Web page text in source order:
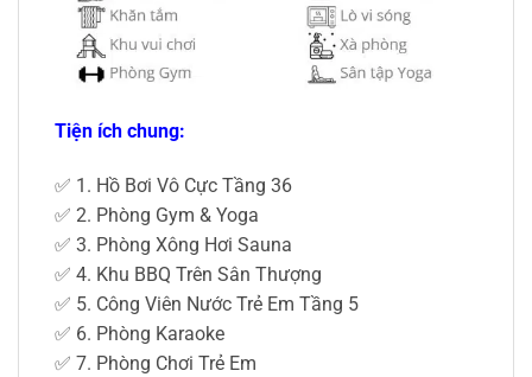
Tiện ích chung:
✅ 1. Hồ Bơi Vô Cực Tầng 36
✅ 2. Phòng Gym & Yoga
✅ 3. Phòng Xông Hơi Sauna
✅ 4. Khu BBQ Trên Sân Thượng
✅ 5. Công Viên Nước Trẻ Em Tầng 5
✅ 6. Phòng Karaoke
✅ 7. Phòng Chơi Trẻ Em